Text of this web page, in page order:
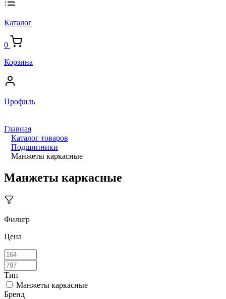
Каталог
0
Корзина
Профиль
Главная
Каталог товаров
Подшипники
Манжеты каркасные
Манжеты каркасные
Фильтр
Цена
Тип
Манжеты каркасные
Бренд